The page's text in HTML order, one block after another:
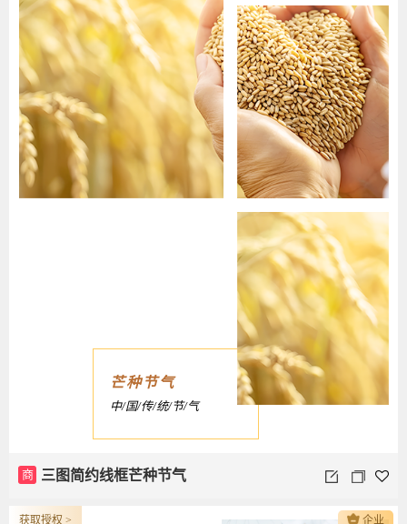
芒种节气
中/国/传/统/节/气
商 三图简约线框芒种节气
获取授权 > 企业